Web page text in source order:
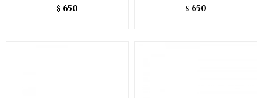
$ 650 $ 650